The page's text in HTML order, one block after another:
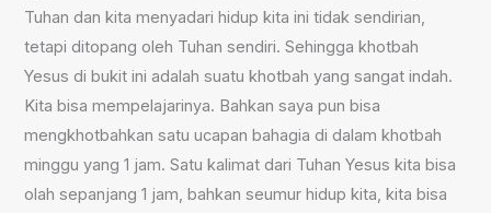
Tuhan dan kita menyadari hidup kita ini tidak sendirian,
tetapi ditopang oleh Tuhan sendiri. Sehingga khotbah
Yesus di bukit ini adalah suatu khotbah yang sangat indah.
Kita bisa mempelajarinya. Bahkan saya pun bisa
mengkhotbahkan satu ucapan bahagia di dalam khotbah
minggu yang 1 jam. Satu kalimat dari Tuhan Yesus kita bisa
olah sepanjang 1 jam, bahkan seumur hidup kita, kita bisa